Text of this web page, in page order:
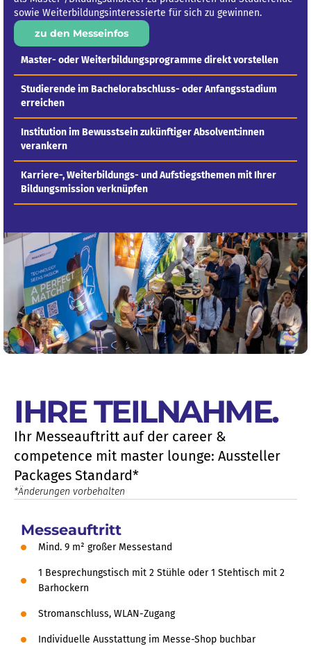
sowie Weiterbildungsinteressierte für sich zu gewinnen.
zu den Messeinfos
Master- oder Weiterbildungsprogramme direkt vorstellen
Studierende im Bachelorabschluss- oder Anfangsstadium
erreichen
Institution im Bewusstsein zukünftiger Absolvent:innen
verankern
Karriere-, Weiterbildungs- und Aufstiegsthemen mit Ihrer
Bildungsmission verknüpfen
IHRE TEILNAHME.
Ihr Messeauftritt auf der career &
competence mit master lounge: Aussteller
Packages Standard*
*Änderungen vorbehalten
Messeauftritt
Mind. 9 m² großer Messestand
1 Besprechungstisch mit 2 Stühle oder 1 Stehtisch mit 2
Barhockern
Stromanschluss, WLAN-Zugang
Individuelle Ausstattung im Messe-Shop buchbar